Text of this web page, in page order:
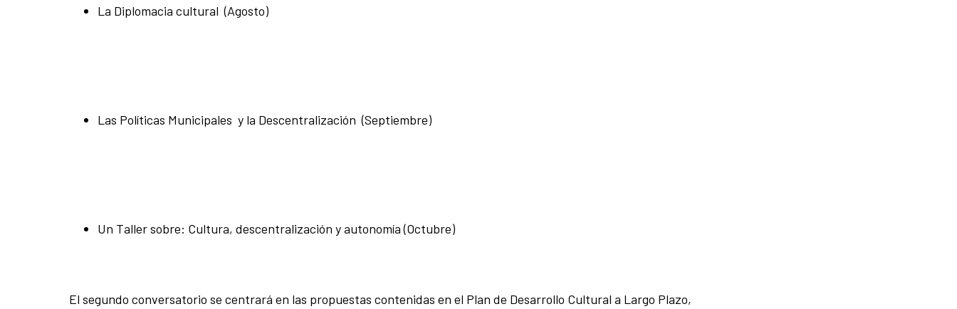
La Diplomacia cultural (Agosto)
Las Políticas Municipales y la Descentralización (Septiembre)
Un Taller sobre: Cultura, descentralización y autonomía (Octubre)
El segundo conversatorio se centrará en las propuestas contenidas en el Plan de Desarrollo Cultural a Largo Plazo,